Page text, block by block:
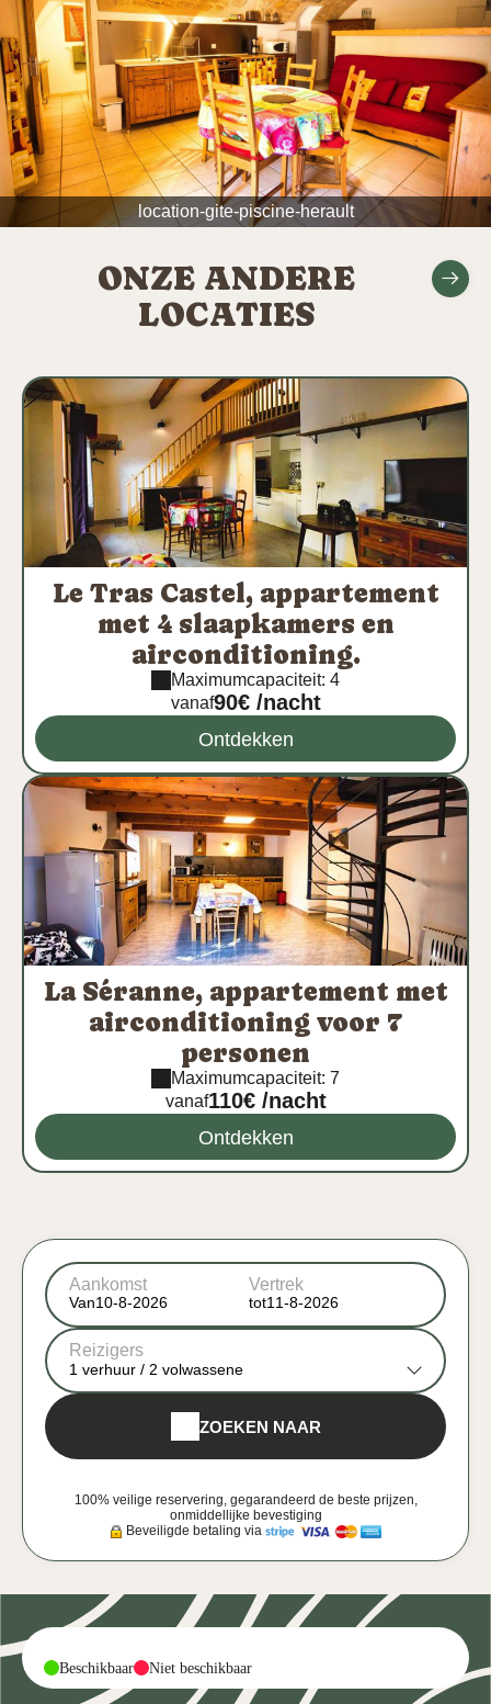
location-gite-piscine-herault
ONZE ANDERE
LOCATIES
Le Tras Castel, appartement
met 4 slaapkamers en
airconditioning.
Maximumcapaciteit: 4
vanaf90€ /nacht
Ontdekken
La Séranne, appartement met
airconditioning voor 7
personen
Maximumcapaciteit: 7
vanaf110€ /nacht
Ontdekken
Aankomst
Van
Vertrek
tot
Reizigers
1 verhuur / 2 volwassene
ZOEKEN NAAR
100% veilige reservering, gegarandeerd de beste prijzen,
onmiddellijke bevestiging
Beveiligde betaling via
Beschikbaar Niet beschikbaar